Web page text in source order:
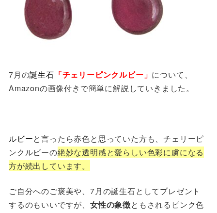
7月の誕生石 「チェリーピンクルビー」 について、
Amazonの画像付きで簡単に解説していきました。
ルビーと言ったら赤色と思っていた方も、チェリーピ
ンクルビーの絶妙な透明感と愛らしい色彩に虜になる
方が続出しています。
ご自分へのご褒美や、7月の誕生石としてプレゼント
するのもいいですが、 女性の象徴ともされるピンク色